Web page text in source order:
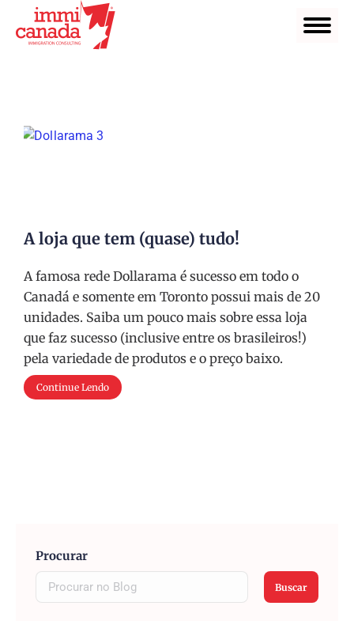
A loja que tem (quase) tudo!
A famosa rede Dollarama é sucesso em todo o
Canadá e somente em Toronto possui mais de 20
unidades. Saiba um pouco mais sobre essa loja
que faz sucesso (inclusive entre os brasileiros!)
pela variedade de produtos e o preço baixo.
Continue Lendo
Procurar
Buscar